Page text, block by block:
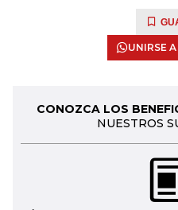
UNIRSE
CONOZCA LOS
NUESTROS